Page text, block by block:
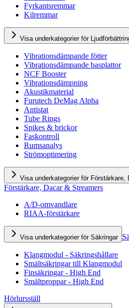
Fyrkantsremmar
Kilremmar
Visa underkategorier för
Vibrationsdämpande fötter
Vibrationsdämpande basplattor
NCF Booster
Vibrationsdämpning
Akustikmaterial
Furutech DeMag Alpha
Antistat
Tube Rings
Spikes & brickor
Faskontroll
Rumsanalys
Strömoptimering
Visa underkategorier för Förstärkare,
Förstärkare, Dacar & Streamers
A/D-omvandlare
RIAA-förstärkare
Visa underkategorier för Säkringar
Klangmodul - Säkringshållare
Smältsäkringar till Klangmodul
Finsäkringar - High End
Smältproppar - High End
Hörlursställ